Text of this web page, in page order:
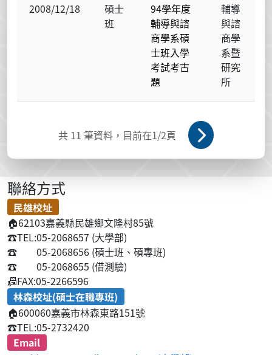
2008/12/18
碩士
班
94學年度
輔導與諮
商學系碩
士班入學
考試考古
題
輔導
與諮
商學
系暨
研究
所
共 11 筆資料，目前在1/2頁
聯絡方式
民雄校址
🏠62103嘉義縣民雄鄉文隆村85號
☎️TEL:05-2068657 (大學部)
☎️ 05-2068656 (碩士班、碩專班)
☎️ 05-2068655 (借測驗)
📠FAX:05-2266596
林森校址(碩士在職專班)
🏠600060嘉義市林森東路151號
☎️TEL:05-2732420
Email